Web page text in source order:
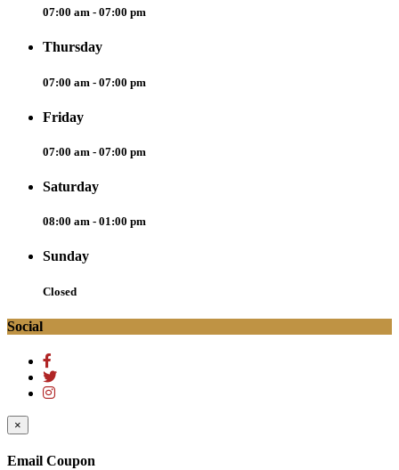
07:00 am - 07:00 pm
Thursday
07:00 am - 07:00 pm
Friday
07:00 am - 07:00 pm
Saturday
08:00 am - 01:00 pm
Sunday
Closed
Social
×
Email Coupon